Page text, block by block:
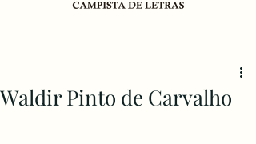
Waldir Pinto de Carvalho